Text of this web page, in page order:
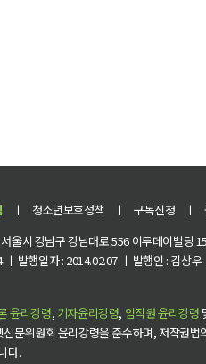
ㅣ 청소년보호정책 ㅣ 구독신청 ㅣ
울시 강남구 강남대로 556 이투데이빌딩
발행일자 : 2014.02.07 ㅣ 발행인 : 김상
윤리강령, 기자윤리강령, 임직원 윤리강령
문위원회 윤리강령을 준수하며, 저작권법
다.